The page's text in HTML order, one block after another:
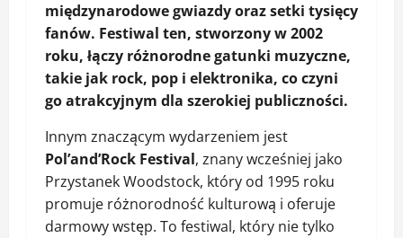
międzynarodowe gwiazdy oraz setki tysięcy
fanów. Festiwal ten, stworzony w 2002
roku, łączy różnorodne gatunki muzyczne,
takie jak rock, pop i elektronika, co czyni
go atrakcyjnym dla szerokiej publiczności.
Innym znaczącym wydarzeniem jest
Pol’and’Rock Festival, znany wcześniej jako
Przystanek Woodstock, który od 1995 roku
promuje różnorodność kulturową i oferuje
darmowy wstęp. To festiwal, który nie tylko